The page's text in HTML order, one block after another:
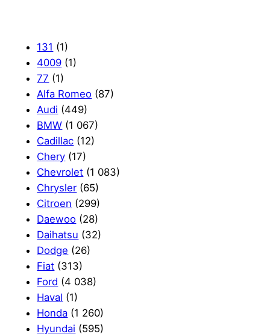
131 (1)
4009 (1)
77 (1)
Alfa Romeo (87)
Audi (449)
BMW (1 067)
Cadillac (12)
Chery (17)
Chevrolet (1 083)
Chrysler (65)
Citroen (299)
Daewoo (28)
Daihatsu (32)
Dodge (26)
Fiat (313)
Ford (4 038)
Haval (1)
Honda (1 260)
Hyundai (595)